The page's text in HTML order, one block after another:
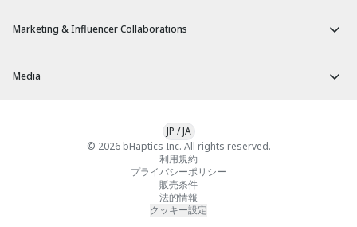
Marketing & Influencer Collaborations
Media
© 2026 bHaptics Inc. All rights reserved.
利用規約
プライバシーポリシー
販売条件
法的情報
クッキー設定
JP /JA